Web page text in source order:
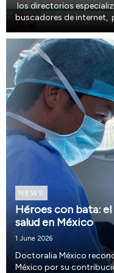
los directorios
buscadores de internet,
NEWS
Héroes con bata:
salud en México
1 June 2026
Doctoralia México
México por su